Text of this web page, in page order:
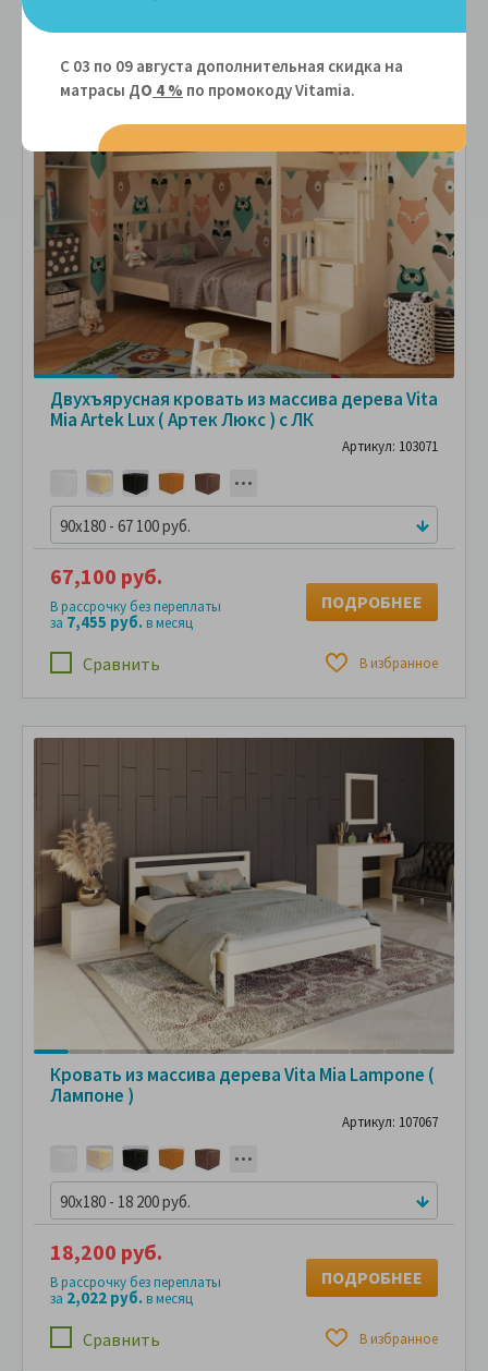
Двухъярусная кровать из массива дерева Vita
Mia Artek Lux ( Артек Люкс ) с ЛК
Артикул: 103071
90x180 - 67 100 руб.
Сравнить В избранное
67,100 руб.
В рассрочку без переплаты
за 7,455 руб.в месяц
ПОДРОБНЕЕ
Кровать из массива дерева Vita Mia Lampone (
Лампоне )
Артикул: 107067
90x180 - 18 200 руб.
Сравнить В избранное
18,200 руб.
В рассрочку без переплаты
за 2,022 руб.в месяц
ПОДРОБНЕЕ
С 03 по 09 августа дополнительная скидка на
матрасы ДО 4 % по промокоду Vitamiа.